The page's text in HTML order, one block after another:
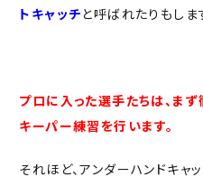
トキャッチと呼ばれたりもしま
プロに入った選手たちは、ま
キーパー練習を行います。
それほど、アンダーハンドキャ